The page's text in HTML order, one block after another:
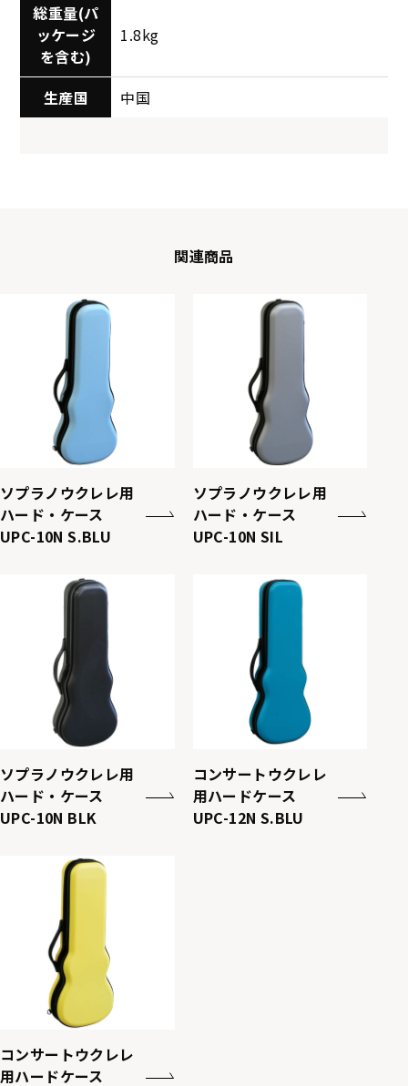
総重量(パ
ッケージ
を含む)
1.8kg
生産国 中国
関連商品
ソプラノウクレレ用
ハード・ケース
UPC-10N S.BLU
ソプラノウクレレ用
ハード・ケース
UPC-10N SIL
ソプラノウクレレ用
ハード・ケース
UPC-10N BLK
コンサートウクレレ
用ハードケース
UPC-12N S.BLU
コンサートウクレレ
用ハードケース